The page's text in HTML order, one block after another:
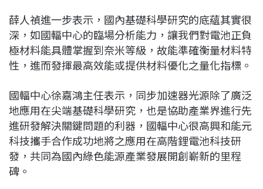
薛人禎進一步表示，國內基礎科學研究的底蘊其實很
深，如國輻中心的臨場分析能力，讓我們對電池正負
極材料能具體掌握到奈米等級，故能準確衡量材料特
性，進而發揮最高效能或提供材料優化之量化指標。
國輻中心徐嘉鴻主任表示，同步加速器光源除了廣泛
地應用在尖端基礎科學研究，也是協助產業界進行先
進研發解決關鍵問題的利器，國輻中心很高興和能元
科技攜手合作成功地將之應用在高階鋰電池科技研
發，共同為國內綠色能源產業發展開創嶄新的里程
碑。